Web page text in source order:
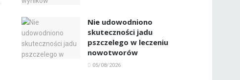
Nie udowodniono
skuteczności jadu
pszczelego w leczeniu
nowotworów
05/08/2026